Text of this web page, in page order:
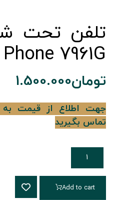
تلفن تحت
7961G
تومان1.500.000
جهت اطلاع از قیمت
تماس بگیرید
Add to cart